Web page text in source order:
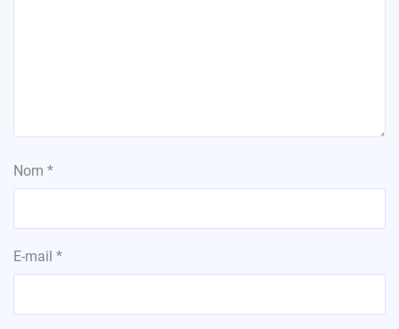
Nom *
E-mail *